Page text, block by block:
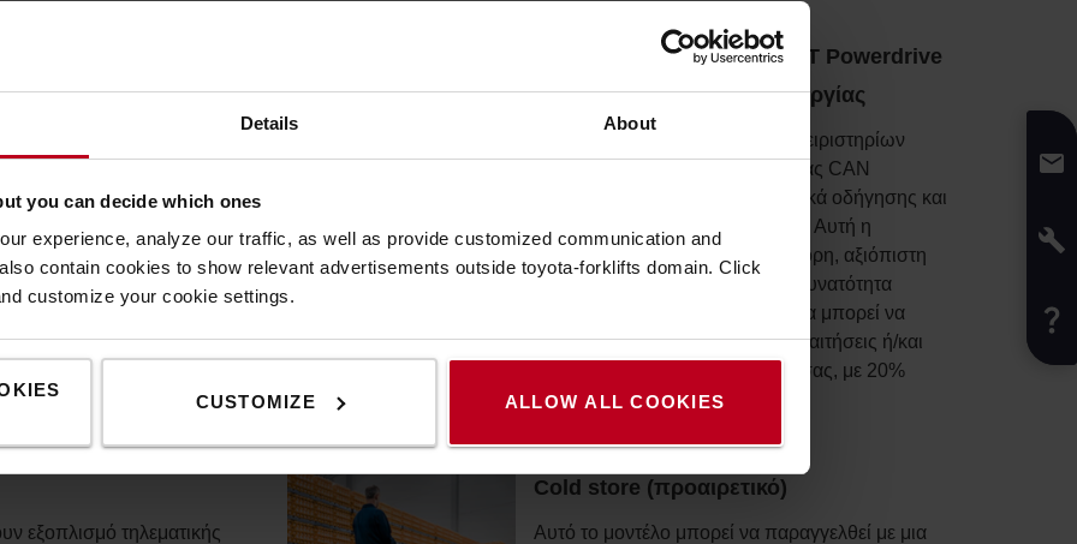
Details About
you can decide which ones
experience, analyze our traffic, as well as provide customized communication and
contain cookies to show relevant advertisements outside toyota-forklifts domain. Click
customize your cookie settings.
CUSTOMIZE ALLOW ALL COOKIES
πλευρικοί τροχοί
και το φορτίο, ώστε
Η εκπληκτική λειτουργία BT Powerdrive
μειώνει τις διακοπές λειτουργίας
Ο μοναδικός συνδυασμός των χειριστηρίων
χωρίς επαφή και της επικοινωνίας CAN
διασφαλίζει άριστα χαρακτηριστικά οδήγησης και
μειωμένες διακοπές λειτουργίας. Αυτή η
λειτουργία παρέχει επίσης γρήγορη, αξιόπιστη
επικοινωνία και διασφαλίζει τη δυνατότητα
προγραμματισμού – το μηχάνημα μπορεί να
προσαρμοστεί στις δικές σας απαιτήσεις ή/και
στις απαιτήσεις της εφαρμογής σας, με 20%
λιγότερη κατανάλωση ενέργειας.
εξοπλισμό τηλεματικής
Cold store (προαιρετικό)
Αυτό το μοντέλο μπορεί να παραγγελθεί με μια